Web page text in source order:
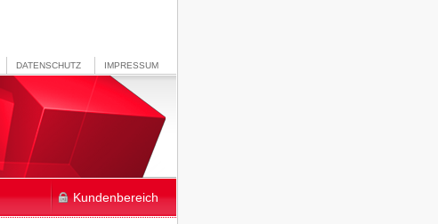
Kundenbereich
DATENSCHUTZ IMPRESSUM